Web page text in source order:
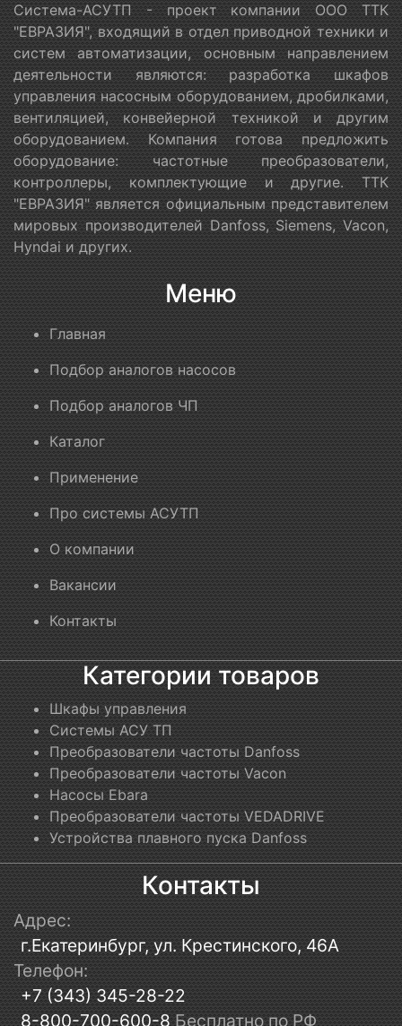
Система-АСУТП - проект компании ООО ТТК
"ЕВРАЗИЯ", входящий в отдел приводной техники и
систем автоматизации, основным направлением
деятельности являются: разработка шкафов
управления насосным оборудованием, дробилками,
вентиляцией, конвейерной техникой и другим
оборудованием. Компания готова предложить
оборудование: частотные преобразователи,
контроллеры, комплектующие и другие. ТТК
"ЕВРАЗИЯ" является официальным представителем
мировых производителей Danfoss, Siemens, Vacon,
Hyndai и других.
Меню
Главная
Подбор аналогов насосов
Подбор аналогов ЧП
Каталог
Применение
Про системы АСУТП
О компании
Вакансии
Контакты
Категории товаров
Шкафы управления
Системы АСУ ТП
Преобразователи частоты Danfoss
Преобразователи частоты Vacon
Насосы Ebara
Преобразователи частоты VEDADRIVE
Устройства плавного пуска Danfoss
Контакты
Адрес:
г.Екатеринбург, ул. Крестинского, 46А
Телефон:
+7 (343) 345-28-22
8-800-700-600-8 Бесплатно по РФ